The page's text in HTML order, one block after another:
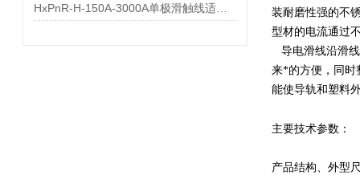
装耐磨性强的不
型材的电流通过
导电滑线沿滑线
来*的方便，同时
能使导轨和塑料
主要技术参数：
产品结构、外型